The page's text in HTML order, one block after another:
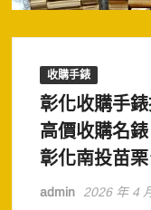
收購手錶
彰化收購手
高價收購名
彰化南投苗
admin 2026 年 4